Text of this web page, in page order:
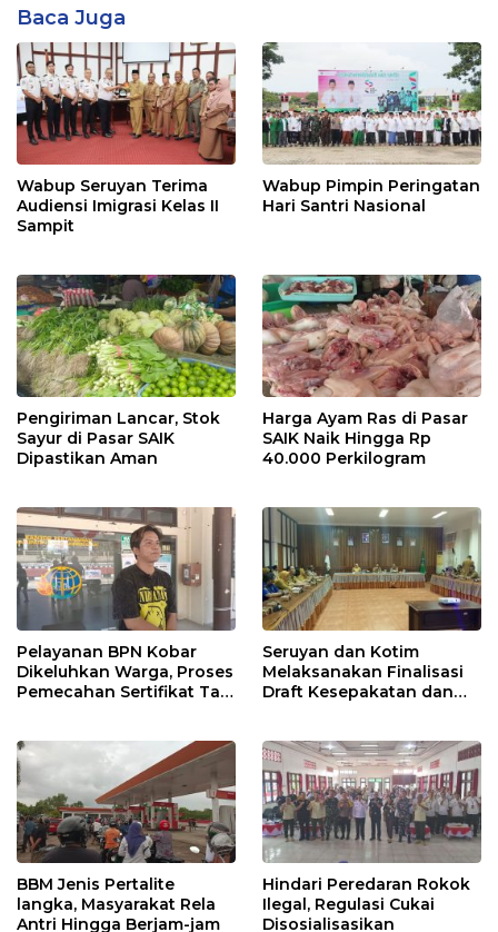
Baca Juga
Wabup Seruyan Terima
Audiensi Imigrasi Kelas II
Sampit
Wabup Pimpin Peringatan
Hari Santri Nasional
Pengiriman Lancar, Stok
Sayur di Pasar SAIK
Dipastikan Aman
Harga Ayam Ras di Pasar
SAIK Naik Hingga Rp
40.000 Perkilogram
Pelayanan BPN Kobar
Dikeluhkan Warga, Proses
Pemecahan Sertifikat Tak
Seruyan dan Kotim
Melaksanakan Finalisasi
Draft Kesepakatan dan
BBM Jenis Pertalite
langka, Masyarakat Rela
Antri Hingga Berjam-jam
Hindari Peredaran Rokok
Ilegal, Regulasi Cukai
Disosialisasikan